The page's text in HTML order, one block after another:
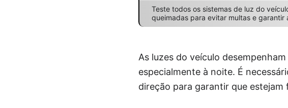
Teste todos os sistemas de luz do
queimadas para evitar multas e garantir
As luzes do veículo
especialmente à noite. É
direção para garantir que